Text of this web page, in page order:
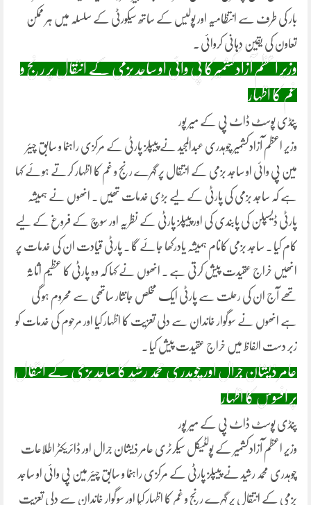
بار کی طرف سے انتظامیہ اور پولیس کے ساتھ سیکورٹی کے سلسلہ میں ہر ممکن
تعاون کی یقین دہانی کروائی ۔
وزیر اعظم آزادکشمیرکا پی وائی او ساجد بزمی کے انتقال پر رنج و
غم کا اظہار
پنڈی پوسٹ ڈاٹ پی کے میر پور
وزیر اعظم آزادکشمیر چوہدری عبدالمجید نے پیپلز پارٹی کے مرکزی راہنما و سابق چیئر
مین پی وائی او ساجد بزمی کے انتقال پر گہرے رنج و غم کا اظہار کرتے ہوئے کہا
ہے کہ ساجد بزمی کی پارٹی کے لیے بڑی خدمات تھیں ۔ انھوں نے ہمیشہ
پارٹی ڈیسپلن کی پابندی کی اور پیپلز پارٹی کے نظریہ اور سوچ کے فروغ کے لیے
کام کیا ۔ ساجد بزمی کانام ہمیشہ یادرکھا جائے گا ۔ پارٹی قیادت ان کی خدمات پر
انھیں خراج عقیدت پیش کرتی ہے ۔ انھوں نے کہا کہ وہ پارٹی کا عظیم اثاثہ
تھے آج ان کی رحلت سے پارٹی ایک مخلص جانثار ساتھی سے محروم ہو گی
ہے انھوں نے سوگوار خاندان سے دلی تعزیت کا اظہار کیا اور مرحوم کی خدمات کو
زبر دست الفاظ میں خراج عقیدت پیش کیا ۔
عامر ذیشان جرال اور چوہدری محمد رشید کا ساجد بزمی کے انتقال
پر افسوس کا اظہار
پنڈی پوسٹ ڈاٹ پی کے میر پور
وزیر اعظم آزادکشمیر کے پولٹیکل سیکرٹری عامر ذیشان جرال اور ڈائریکٹر اطلاعات
چوہدری محمد رشید نے پیپلز پارٹی کے مرکزی راہنما و سابق چیئر مین پی وائی او ساجد
بزمی کے انتقال پر گہرے رنج و غم کا اظہار کیا اور سوگوار خاندان سے دلی تعزیت